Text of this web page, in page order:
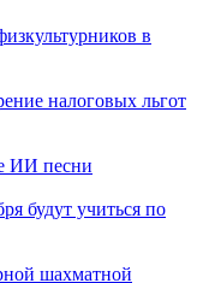
в
налоговых льгот
ИИ песни
будут учиться по
шахматной